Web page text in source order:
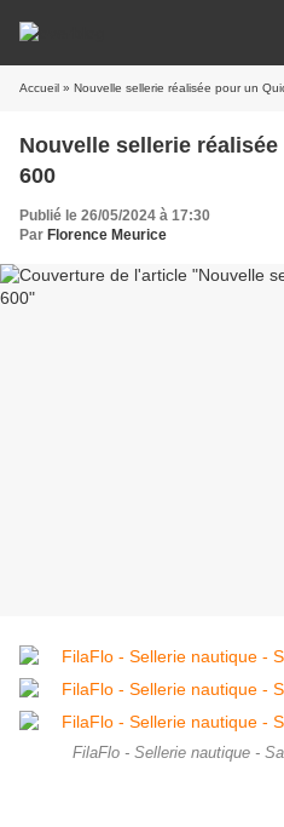
Accueil » Nouvelle sellerie réalisée pour un
Nouvelle sellerie
600
Publié le 26/05/2024 à 17:30
Par Florence Meurice
FilaFlo - Sellerie nautique -